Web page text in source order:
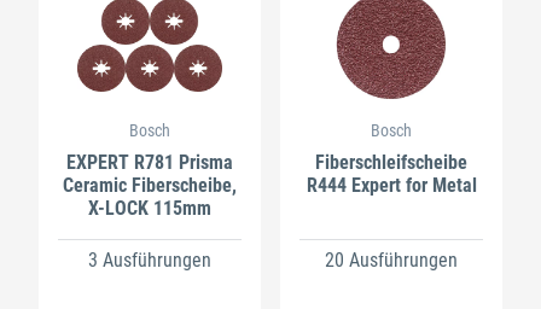
Bosch
EXPERT R781 Prisma
Ceramic Fiberscheibe,
X-LOCK 115mm
3 Ausführungen
Bosch
Fiberschleifscheibe
R444 Expert for Metal
20 Ausführungen